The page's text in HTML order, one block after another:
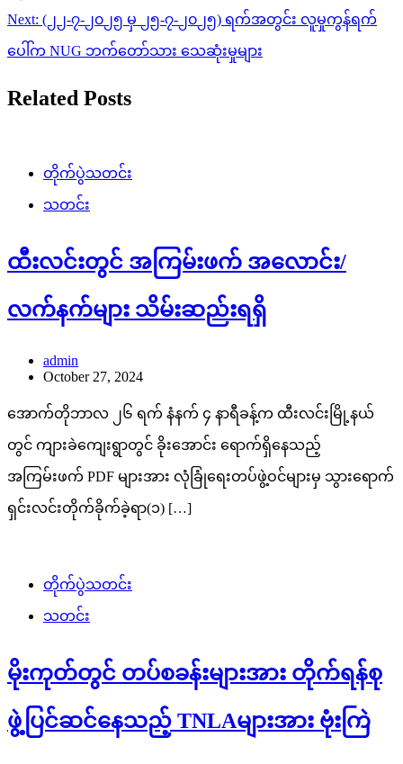
Next: (၂၂-၇-၂၀၂၅ မှ ၂၅-၇-၂၀၂၅) ရက်အတွင်း လူမှုကွန်ရက်
ပေါ်က NUG ဘက်တော်သား သေဆုံးမှုများ
Related Posts
တိုက်ပွဲသတင်း
သတင်း
ထီးလင်းတွင် အကြမ်းဖက် အလောင်း/
လက်နက်များ သိမ်းဆည်းရရှိ
admin
October 27, 2024
အောက်တိုဘာလ ၂၆ ရက် နံနက် ၄ နာရီခန့်က ထီးလင်းမြို့နယ်
တွင် ကျားခဲကျေးရွာတွင် ခိုးအောင်း ရောက်ရှိနေသည့်
အကြမ်းဖက် PDF များအား လုံခြုံရေးတပ်ဖွဲ့ဝင်များမှ သွားရောက်
ရှင်းလင်းတိုက်ခိုက်ခဲ့ရာ(၁) […]
တိုက်ပွဲသတင်း
သတင်း
မိုးကုတ်တွင် တပ်စခန်းများအား တိုက်ရန်စု
ဖွဲ့ပြင်ဆင်နေသည့် TNLAများအား ဗုံးကြဲ